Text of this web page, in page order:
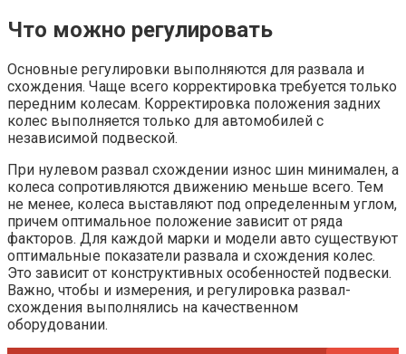
Что можно регулировать
Основные регулировки выполняются для развала и
схождения. Чаще всего корректировка требуется только
передним колесам. Корректировка положения задних
колес выполняется только для автомобилей с
независимой подвеской.
При нулевом развал схождении износ шин минимален, а
колеса сопротивляются движению меньше всего. Тем
не менее, колеса выставляют под определенным углом,
причем оптимальное положение зависит от ряда
факторов. Для каждой марки и модели авто существуют
оптимальные показатели развала и схождения колес.
Это зависит от конструктивных особенностей подвески.
Важно, чтобы и измерения, и регулировка развал-
схождения выполнялись на качественном
оборудовании.